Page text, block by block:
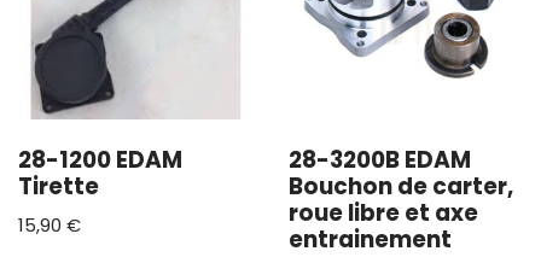
28-1200 EDAM
Tirette
15,90 €
28-3200B EDAM
Bouchon de carter,
roue libre et axe
entrainement